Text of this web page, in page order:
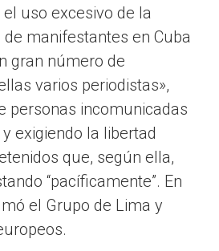
uso excesivo de la
manifestantes en Cuba
gran número de
varios periodistas»,
personas incomunicadas
exigiendo la libertad
que, según ella,
“pacíficamente”. En
el Grupo de Lima y